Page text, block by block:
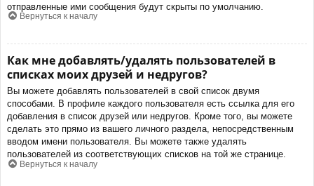
отправленные ими сообщения будут скрыты по умолчанию.
Вернуться к началу
Как мне добавлять/удалять пользователей в
списках моих друзей и недругов?
Вы можете добавлять пользователей в свой список двумя
способами. В профиле каждого пользователя есть ссылка для его
добавления в список друзей или недругов. Кроме того, вы можете
сделать это прямо из вашего личного раздела, непосредственным
вводом имени пользователя. Вы можете также удалять
пользователей из соответствующих списков на той же странице.
Вернуться к началу